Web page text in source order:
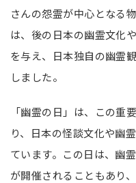
さんの怨霊が中心となる
は、後の日本の幽霊文化
を与え、日本独自の幽霊
しました。
「幽霊の日」は、この重
り、日本の怪談文化や幽
ています。この日は、幽
が開催されることもあり